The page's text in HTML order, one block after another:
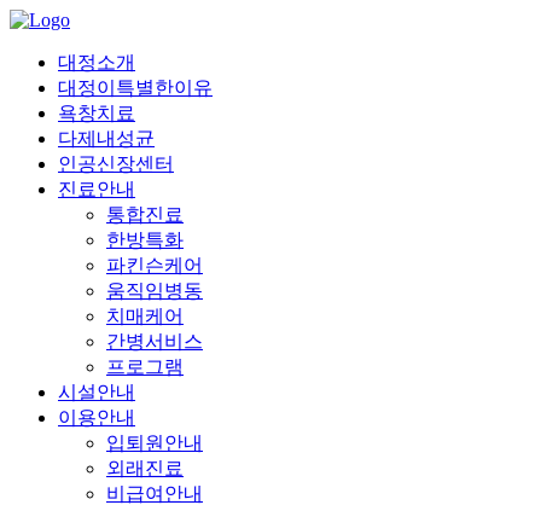
대정소개
대정이특별한이유
욕창치료
다제내성균
인공신장센터
진료안내
통합진료
한방특화
파킨슨케어
움직임병동
치매케어
간병서비스
프로그램
시설안내
이용안내
입퇴원안내
외래진료
비급여안내